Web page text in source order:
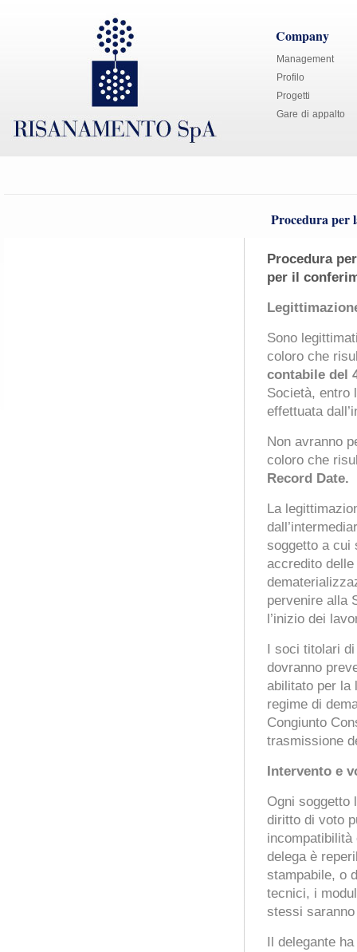
Company
Management
Profilo
Progetti
Gare di appalto
Procedura per
Procedura
per il
Sono
coloro che
contabile del
Società, entro
effettuata
Non avranno
coloro che
Record Date.
La
soggetto a cui
accredito
pervenire alla
l’inizio dei
I soci titolari
dovranno
abilitato per la
regime di
Congiunto
trasmissione
Intervento e
Ogni soggetto
diritto di voto
delega è
stampabile, o
tecnici, i
stessi
Il delegante